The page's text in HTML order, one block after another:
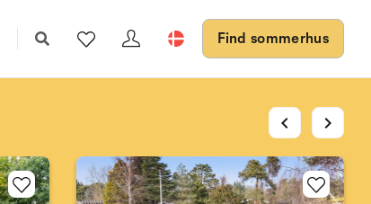
Find sommerhus
chevron_left chevron_right